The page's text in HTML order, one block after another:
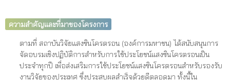
ความสำคัญและที่มาของโครงการ
ตามที่ สถาบันวิจัยแสงซินโครตรอน (องค์การมหาชน) ได้สนับสนุนการ
จัดอบรมเชิงปฏิบัติการสำหรับการใช้ประโยชน์แสงซินโครตรอนเป็น
ประจำทุกปี เพื่อส่งเสริมการใช้ประโยชน์แสงซินโครตรอนสำหรับรองรับ
งานวิจัยของประเทศ ซึ่งประสบผลสำเร็จด้วยดีตลอดมา ทั้งนี้ใน